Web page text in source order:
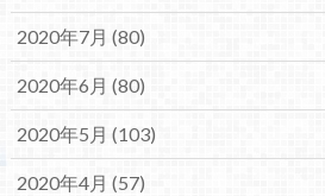
2020年7月 (80)
2020年6月 (80)
2020年5月 (103)
2020年4月 (57)